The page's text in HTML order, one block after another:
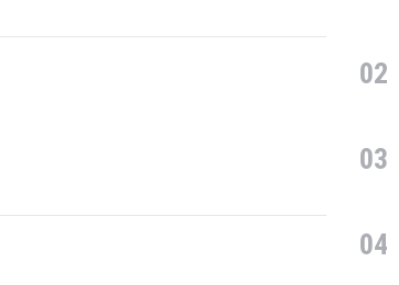
02
03
04